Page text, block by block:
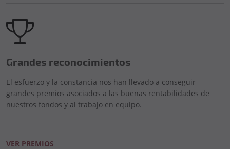
Grandes reconocimientos
El esfuerzo y la constancia nos han llevado a conseguir
grandes premios asociados a las buenas rentabilidades de
nuestros fondos y al trabajo en equipo.
VER PREMIOS